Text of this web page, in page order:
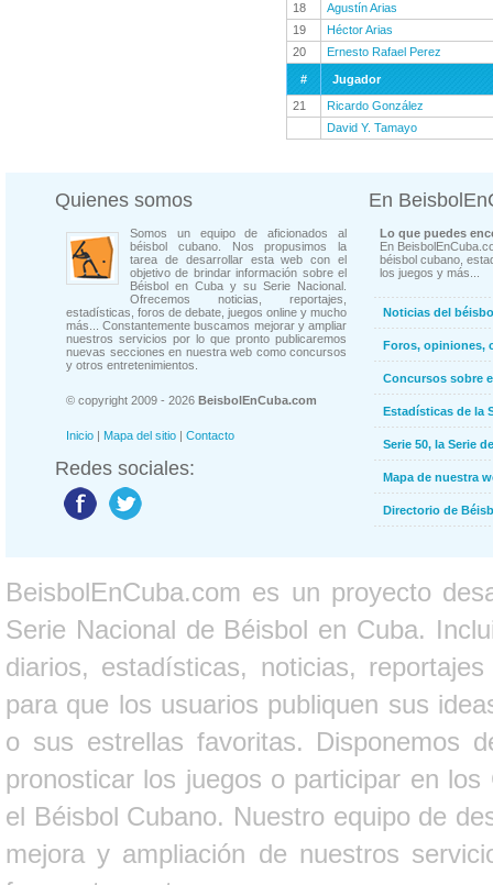
18
Agustín Arias
19
Héctor Arias
20
Ernesto Rafael Perez
#
Jugador
21
Ricardo González
David Y. Tamayo
Quienes somos
Somos un equipo de aficionados al
béisbol cubano. Nos propusimos la
tarea de desarrollar esta web con el
objetivo de brindar información sobre el
Béisbol en Cuba y su Serie Nacional.
Ofrecemos noticias, reportajes,
estadísticas, foros de debate, juegos online y mucho
más... Constantemente buscamos mejorar y ampliar
nuestros servicios por lo que pronto publicaremos
nuevas secciones en nuestra web como concursos
y otros entretenimientos.
© copyright 2009 - 2026 BeisbolEnCuba.com
Inicio | Mapa del sitio | Contacto
Redes sociales:
En
Lo que puedes
En
béisbol cubano,
los juegos y más...
Noticias del
Foros, opiniones,
Concursos sobre
Estadísticas de la
Serie 50, la Serie
Mapa de nuestra
Directorio de
BeisbolEnCuba.com es un proyecto
Serie Nacional de Béisbol en Cuba.
diarios, estadísticas, noticias,
para que los usuarios publiquen sus
o sus estrellas favoritas. Disponemos
pronosticar los juegos o participar en
el Béisbol Cubano. Nuestro equipo de
mejora y ampliación de nuestros